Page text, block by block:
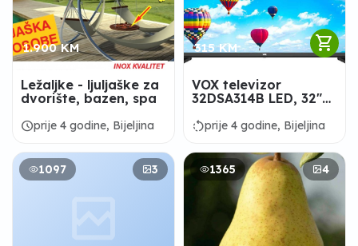
1.900 KM
Ležaljke - ljuljaške za
dvorište, bazen, spa
scheduleprije 4 godine, Bijeljina
315 KM shopping_cart
VOX televizor
32DSA314B LED, 32"
rotate_leftprije 4 godine, Bijeljina
1097 3 1365 4